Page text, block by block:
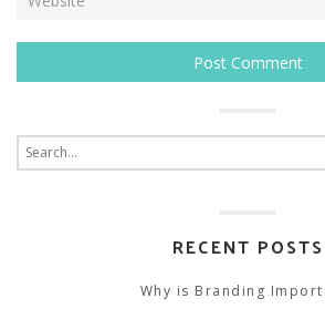
for:
RECENT POSTS
Why is Branding